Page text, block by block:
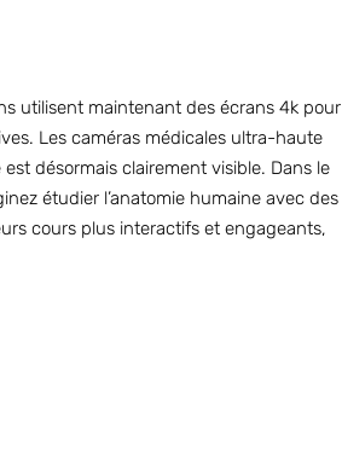
utilisent maintenant des écrans 4k pour
Les caméras médicales ultra-haute
désormais clairement visible. Dans le
étudier l’anatomie humaine avec des
cours plus interactifs et engageants,